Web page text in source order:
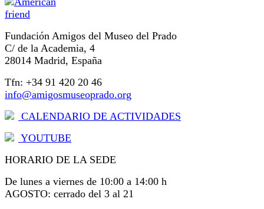
Fundación Amigos del Museo del Prado
C/ de la Academia, 4
28014 Madrid, España
Tfn: +34 91 420 20 46
info@amigosmuseoprado.org
CALENDARIO DE ACTIVIDADES
YOUTUBE
HORARIO DE LA SEDE
De lunes a viernes de 10:00 a 14:00 h
AGOSTO: cerrado del 3 al 21